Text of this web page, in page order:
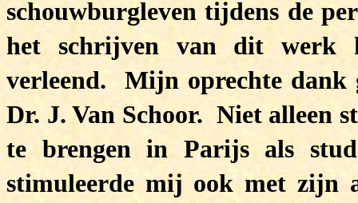
schouwburgleven tijdens de
het schrijven van dit werk
verleend. Mijn oprechte dank
Dr. J. Van Schoor. Niet alleen
te brengen in Parijs als
stimuleerde mij ook met zijn